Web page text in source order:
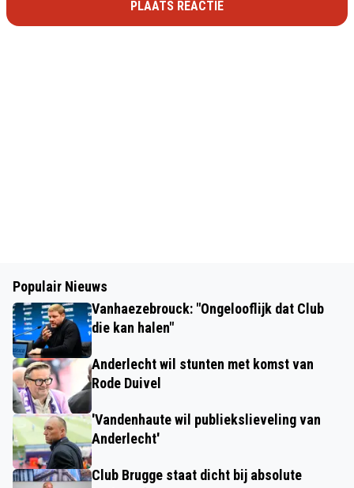
PLAATS REACTIE
Populair Nieuws
Vanhaezebrouck: "Ongelooflijk dat Club
die kan halen"
Anderlecht wil stunten met komst van
Rode Duivel
'Vandenhaute wil publiekslieveling van
Anderlecht'
Club Brugge staat dicht bij absolute